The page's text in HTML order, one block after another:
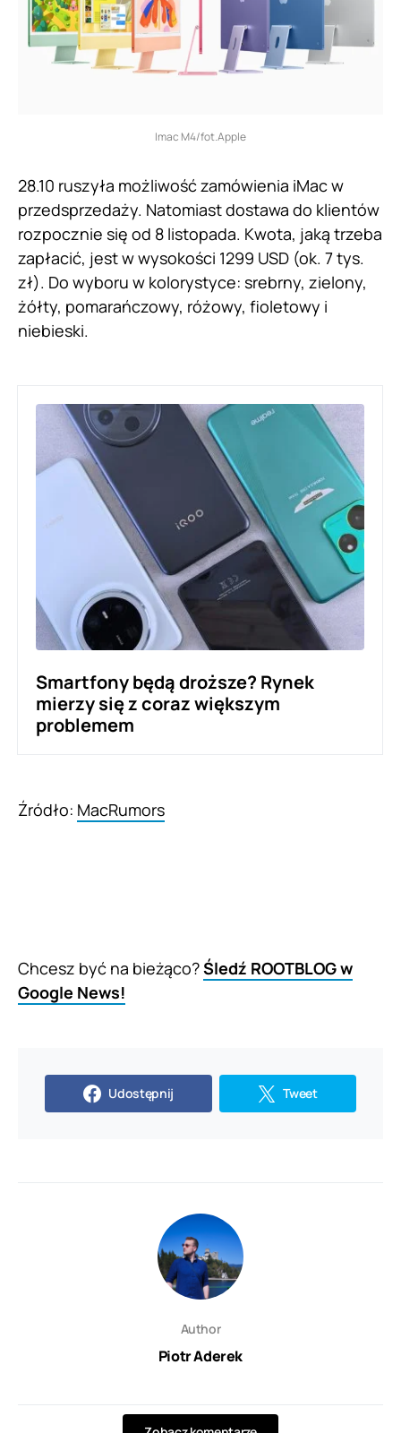
Imac M4/fot.Apple
28.10 ruszyła możliwość zamówienia iMac w
przedsprzedaży. Natomiast dostawa do klientów
rozpocznie się od 8 listopada. Kwota, jaką trzeba
zapłacić, jest w wysokości 1299 USD (ok. 7 tys.
zł). Do wyboru w kolorystyce: srebrny, zielony,
żółty, pomarańczowy, różowy, fioletowy i
niebieski.
Smartfony będą droższe? Rynek
mierzy się z coraz większym
problemem
Źródło: MacRumors
Chcesz być na bieżąco?Śledź ROOTBLOG w
Google News!
Udostępnij Tweet
Author
Piotr Aderek